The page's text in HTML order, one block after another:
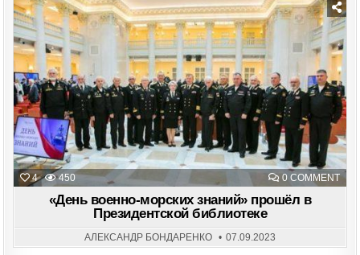
4 450 0 COMMENTON
Posted
in
«День военно-морских знаний» прошёл в
Президентской библиотеке
АЛЕКСАНДР БОНДАРЕНКО 07.09.2023